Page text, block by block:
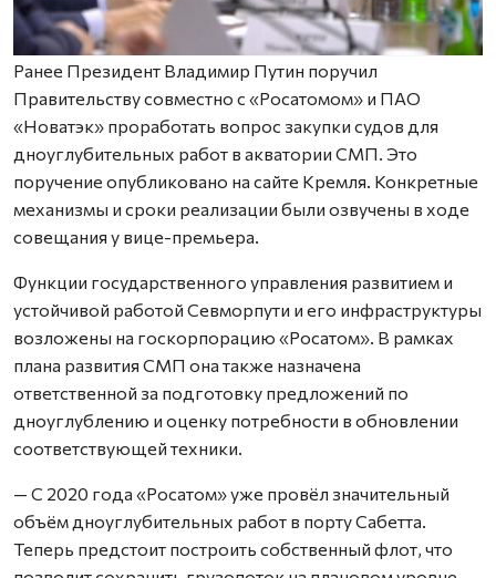
Ранее Президент Владимир Путин поручил
Правительству совместно с «Росатомом» и ПАО
«Новатэк» проработать вопрос закупки судов для
дноуглубительных работ в акватории СМП. Это
поручение опубликовано на сайте Кремля. Конкретные
механизмы и сроки реализации были озвучены в ходе
совещания у вице-премьера.
Функции государственного управления развитием и
устойчивой работой Севморпути и его инфраструктуры
возложены на госкорпорацию «Росатом». В рамках
плана развития СМП она также назначена
ответственной за подготовку предложений по
дноуглублению и оценку потребности в обновлении
соответствующей техники.
— С 2020 года «Росатом» уже провёл значительный
объём дноуглубительных работ в порту Сабетта.
Теперь предстоит построить собственный флот, что